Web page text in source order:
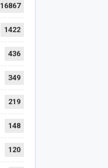
16867
1422
436
349
219
148
120